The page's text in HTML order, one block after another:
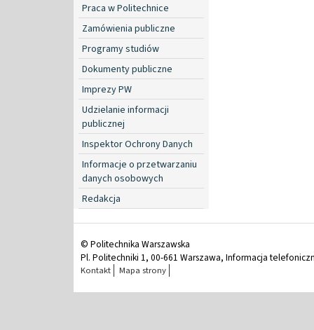
Praca w Politechnice
Zamówienia publiczne
Programy studiów
Dokumenty publiczne
Imprezy PW
Udzielanie informacji
publicznej
Inspektor Ochrony Danych
Informacje o przetwarzaniu
danych osobowych
Redakcja
© Politechnika Warszawska
Pl. Politechniki 1, 00-661 Warszawa, Informacja
Kontakt Mapa strony